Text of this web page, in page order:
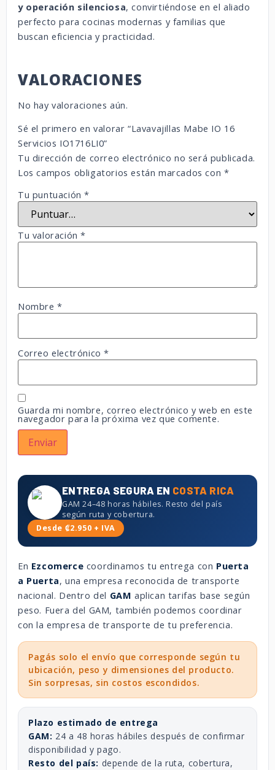
y operación silenciosa, convirtiéndose en el aliado
perfecto para cocinas modernas y familias que
buscan eficiencia y practicidad.
VALORACIONES
No hay valoraciones aún.
Sé el primero en valorar “Lavavajillas Mabe IO 16
Servicios IO1716LI0”
Tu dirección de correo electrónico no será publicada.
Los campos obligatorios están marcados con *
Tu puntuación*
Tu valoración*
Nombre*
Correo electrónico*
Guarda mi nombre, correo electrónico y web en este
navegador para la próxima vez que comente.
ENTREGA SEGURA EN COSTA RICA
GAM 24–48 horas hábiles. Resto del país
según ruta y cobertura.
Desde ₡2.950 + IVA
En Ezcomerce coordinamos tu entrega con Puerta
a Puerta, una empresa reconocida de transporte
nacional. Dentro del GAM aplican tarifas base según
peso. Fuera del GAM, también podemos coordinar
con la empresa de transporte de tu preferencia.
Pagás solo el envío que corresponde según tu
ubicación, peso y dimensiones del producto.
Sin sorpresas, sin costos escondidos.
Plazo estimado de entrega
GAM: 24 a 48 horas hábiles después de confirmar
disponibilidad y pago.
Resto del país: depende de la ruta, cobertura,